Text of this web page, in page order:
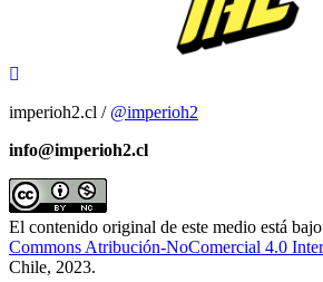
imperioh2.cl / @imperioh2
info@imperioh2.cl
El contenido original de este medio está
Commons Atribución-NoComercial 4.0
Chile, 2023.